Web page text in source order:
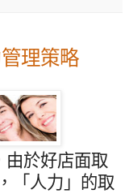
理策略
由於好店面取
「人力」的取